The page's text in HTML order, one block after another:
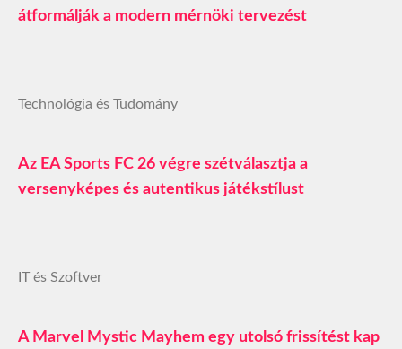
átformálják a modern mérnöki tervezést
Technológia és Tudomány
Az EA Sports FC 26 végre szétválasztja a
versenyképes és autentikus játékstílust
IT és Szoftver
A Marvel Mystic Mayhem egy utolsó frissítést kap